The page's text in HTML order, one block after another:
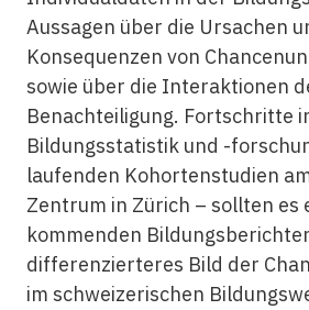
Aussagen über die Ursachen
Konsequenzen von
sowie über die Interaktionen
Benachteiligung. Fortschritte
Bildungsstatistik und -
laufenden Kohortenstudien
Zentrum in Zürich – sollten es
kommenden
differenzierteres Bild der
im schweizerischen